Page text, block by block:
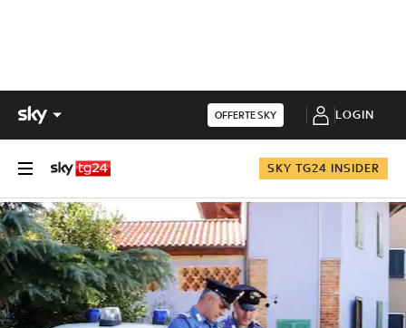
OFFERTE SKY LOGIN
SKY TG24 INSIDER